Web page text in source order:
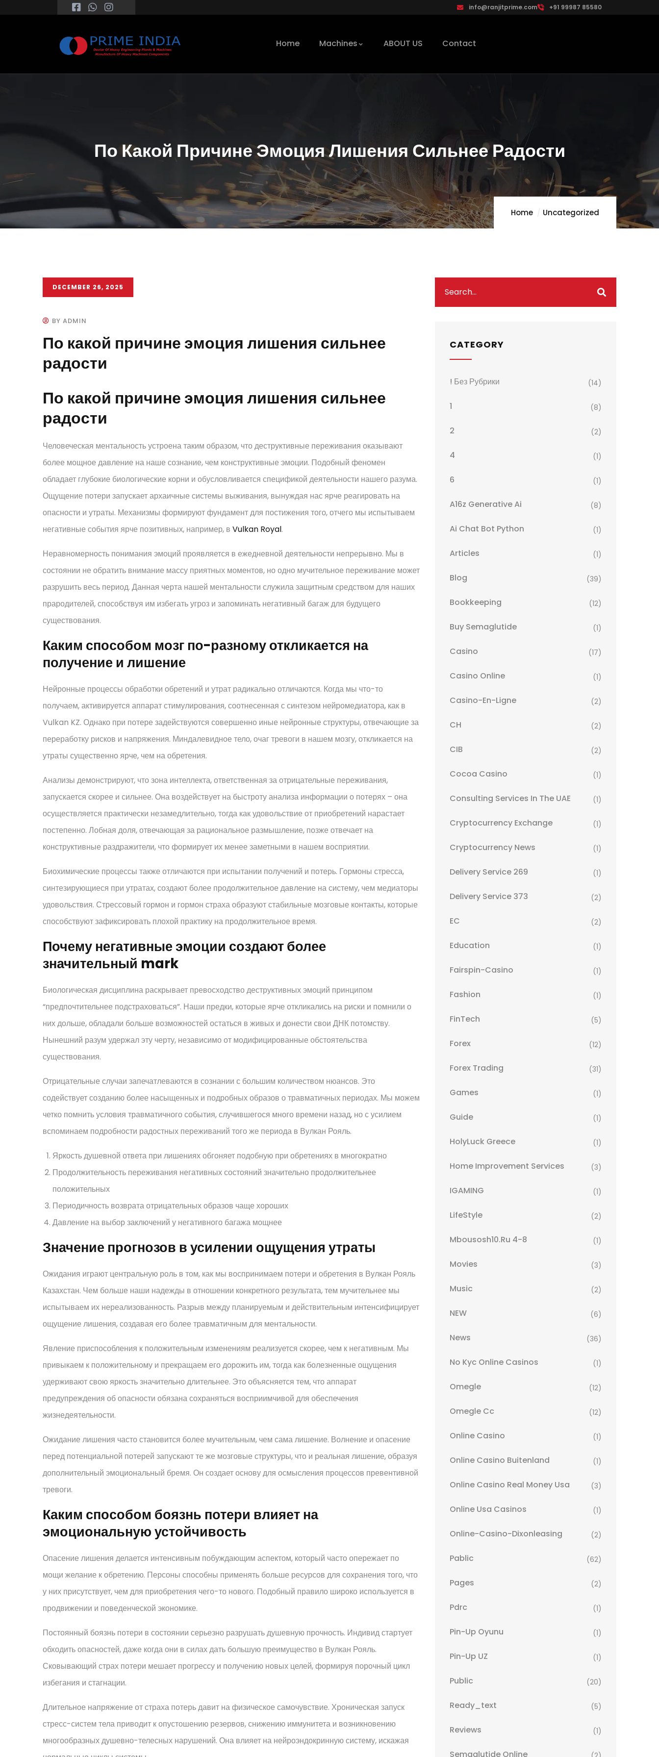
info@ranjitprime.com +91 99987 85580
Home Machines ABOUT US Contact
По Какой Причине Эмоция Лишения Сильнее Радости
Home Uncategorized
DECEMBER 26, 2025
BY ADMIN
По какой причине эмоция лишения сильнее
радости
По какой причине эмоция лишения сильнее
радости
Человеческая ментальность устроена таким образом, что деструктивные переживания оказывают
более мощное давление на наше сознание, чем конструктивные эмоции. Подобный феномен
обладает глубокие биологические корни и обусловливается спецификой деятельности нашего разума.
Ощущение потери запускает архаичные системы выживания, вынуждая нас ярче реагировать на
опасности и утраты. Механизмы формируют фундамент для постижения того, отчего мы испытываем
негативные события ярче позитивных, например, в Vulkan Royal.
Неравномерность понимания эмоций проявляется в ежедневной деятельности непрерывно. Мы в
состоянии не обратить внимание массу приятных моментов, но одно мучительное переживание может
разрушить весь период. Данная черта нашей ментальности служила защитным средством для наших
прародителей, способствуя им избегать угроз и запоминать негативный багаж для будущего
существования.
Каким способом мозг по-разному откликается на
получение и лишение
Нейронные процессы обработки обретений и утрат радикально отличаются. Когда мы что-то
получаем, активируется аппарат стимулирования, соотнесенная с синтезом нейромедиатора, как в
Vulkan KZ. Однако при потере задействуются совершенно иные нейронные структуры, отвечающие за
переработку рисков и напряжения. Миндалевидное тело, очаг тревоги в нашем мозгу, откликается на
утраты существенно ярче, чем на обретения.
Анализы демонстрируют, что зона интеллекта, ответственная за отрицательные переживания,
запускается скорее и сильнее. Она воздействует на быстроту анализа информации о потерях – она
осуществляется практически незамедлительно, тогда как удовольствие от приобретений нарастает
постепенно. Лобная доля, отвечающая за рациональное размышление, позже отвечает на
конструктивные раздражители, что формирует их менее заметными в нашем восприятии.
Биохимические процессы также отличаются при испытании получений и потерь. Гормоны стресса,
синтезирующиеся при утратах, создают более продолжительное давление на систему, чем медиаторы
удовольствия. Стрессовый гормон и гормон страха образуют стабильные мозговые контакты, которые
способствуют зафиксировать плохой практику на продолжительное время.
Почему негативные эмоции создают более
значительный mark
Биологическая дисциплина раскрывает превосходство деструктивных эмоций принципом
“предпочтительнее подстраховаться”. Наши предки, которые ярче откликались на риски и помнили о
них дольше, обладали больше возможностей остаться в живых и донести свои ДНК потомству.
Нынешний разум удержал эту черту, независимо от модифицированные обстоятельства
существования.
Отрицательные случаи запечатлеваются в сознании с большим количеством нюансов. Это
содействует созданию более насыщенных и подробных образов о травматичных периодах. Мы можем
четко помнить условия травматичного события, случившегося много времени назад, но с усилием
вспоминаем подробности радостных переживаний того же периода в Вулкан Рояль.
Яркость душевной ответа при лишениях обгоняет подобную при обретениях в многократно
Продолжительность переживания негативных состояний значительно продолжительнее
положительных
Периодичность возврата отрицательных образов чаще хороших
Давление на выбор заключений у негативного багажа мощнее
Значение прогнозов в усилении ощущения утраты
Ожидания играют центральную роль в том, как мы воспринимаем потери и обретения в Вулкан Рояль
Казахстан. Чем больше наши надежды в отношении конкретного результата, тем мучительнее мы
испытываем их нереализованность. Разрыв между планируемым и действительным интенсифицирует
ощущение лишения, создавая его более травматичным для ментальности.
Явление приспособления к положительным изменениям реализуется скорее, чем к негативным. Мы
привыкаем к положительному и прекращаем его дорожить им, тогда как болезненные ощущения
удерживают свою яркость значительно длительнее. Это объясняется тем, что аппарат
предупреждения об опасности обязана сохраняться восприимчивой для обеспечения
жизнедеятельности.
Ожидание лишения часто становится более мучительным, чем сама лишение. Волнение и опасение
перед потенциальной потерей запускают те же мозговые структуры, что и реальная лишение, образуя
дополнительный эмоциональный бремя. Он создает основу для осмысления процессов превентивной
тревоги.
Каким способом боязнь потери влияет на
эмоциональную устойчивость
Опасение лишения делается интенсивным побуждающим аспектом, который часто опережает по
мощи желание к обретению. Персоны способны применять больше ресурсов для сохранения того, что
у них присутствует, чем для приобретения чего-то нового. Подобный правило широко используется в
продвижении и поведенческой экономике.
Постоянный боязнь потери в состоянии серьезно разрушать душевную прочность. Индивид стартует
обходить опасностей, даже когда они в силах дать большую преимущество в Вулкан Рояль.
Сковывающий страх потери мешает прогрессу и получению новых целей, формируя порочный цикл
избегания и стагнации.
Длительное напряжение от страха потерь давит на физическое самочувствие. Хроническая запуск
стресс-систем тела приводит к опустошению резервов, снижению иммунитета и возникновению
многообразных душевно-телесных нарушений. Она влияет на нейроэндокринную систему, искажая
CATEGORY
! Без Рубрики (14)
1 (8)
2 (2)
4 (1)
6 (1)
A16z Generative Ai (8)
Ai Chat Bot Python (1)
Articles (1)
Blog (39)
Bookkeeping (12)
Buy Semaglutide (1)
Casino (17)
Casino Online (1)
Casino-En-Ligne (2)
CH (2)
CIB (2)
Cocoa Casino (1)
Consulting Services In The UAE (1)
Cryptocurrency Exchange (1)
Cryptocurrency News (1)
Delivery Service 269 (1)
Delivery Service 373 (2)
EC (2)
Education (1)
Fairspin-Casino (1)
Fashion (1)
FinTech (5)
Forex (12)
Forex Trading (31)
Games (1)
Guide (1)
HolyLuck Greece (1)
Home Improvement Services (3)
IGAMING (1)
LifeStyle (2)
Mbousosh10.ru 4-8 (1)
Movies (3)
Music (2)
NEW (6)
News (36)
No Kyc Online Casinos (1)
Omegle (12)
Omegle Cc (12)
Online Casino (1)
Online Casino Buitenland (1)
Online Casino Real Money Usa (3)
Online Usa Casinos (1)
Online-Casino-Dixonleasing (2)
Pablic (62)
Pages (2)
Pdrc (1)
Pin-Up Oyunu (1)
Pin-Up UZ (1)
Public (20)
Ready_text (5)
Reviews (1)
Semaglutide Online